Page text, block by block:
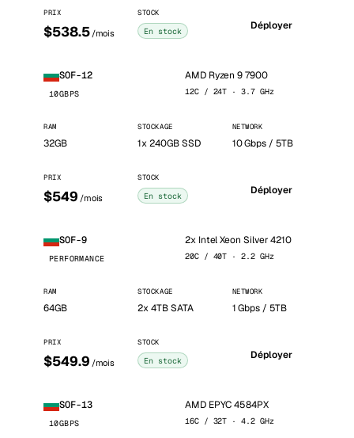
PRIX
$538.5 /mois
STOCK
En stock Déployer
SOF-12
10GBPS
AMD Ryzen 9 7900
12C / 24T · 3.7 GHz
RAM
32GB
STOCKAGE
1x 240GB SSD
NETWORK
10 Gbps / 5TB
PRIX
$549 /mois
STOCK
En stock Déployer
SOF-9
PERFORMANCE
2x Intel Xeon Silver 4210
20C / 40T · 2.2 GHz
RAM
64GB
STOCKAGE
2x 4TB SATA
NETWORK
1 Gbps / 5TB
PRIX
$549.9 /mois
STOCK
En stock Déployer
SOF-13
10GBPS
AMD EPYC 4584PX
16C / 32T · 4.2 GHz